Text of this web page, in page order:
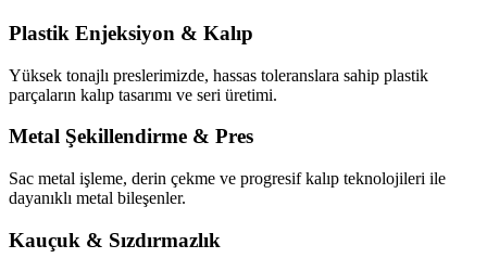
Plastik Enjeksiyon & Kalıp
Yüksek tonajlı preslerimizde, hassas toleranslara sahip plastik
parçaların kalıp tasarımı ve seri üretimi.
Metal Şekillendirme & Pres
Sac metal işleme, derin çekme ve progresif kalıp teknolojileri ile
dayanıklı metal bileşenler.
Kauçuk & Sızdırmazlık